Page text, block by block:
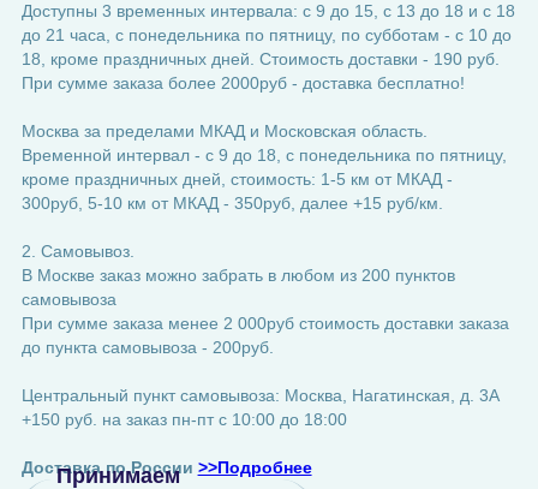
Доступны 3 временных интервала: с 9 до 15, с 13 до 18 и с 18
до 21 часа, с понедельника по пятницу, по субботам - с 10 до
18, кроме праздничных дней. Стоимость доставки - 190 руб.
При сумме заказа более 2000руб - доставка бесплатно!
Москва за пределами МКАД и Московская область.
Временной интервал - с 9 до 18, с понедельника по пятницу,
кроме праздничных дней, стоимость: 1-5 км от МКАД -
300руб, 5-10 км от МКАД - 350руб, далее +15 руб/км.
2. Самовывоз.
В Москве заказ можно забрать в любом из 200 пунктов
самовывоза
При сумме заказа менее 2 000руб стоимость доставки заказа
до пункта самовывоза - 200руб.
Центральный пункт самовывоза: Москва, Нагатинская, д. 3А
+150 руб. на заказ пн-пт с 10:00 до 18:00
Доставка по России >>Подробнее
Принимаем